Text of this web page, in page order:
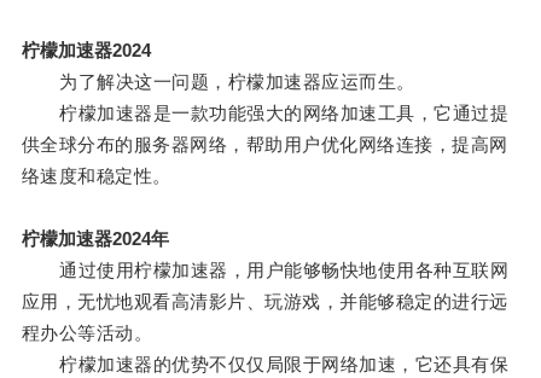
柠檬加速器2024
为了解决这一问题，柠檬加速器应运而生。
柠檬加速器是一款功能强大的网络加速工具，它通过提
供全球分布的服务器网络，帮助用户优化网络连接，提高网
络速度和稳定性。
柠檬加速器2024年
通过使用柠檬加速器，用户能够畅快地使用各种互联网
应用，无忧地观看高清影片、玩游戏，并能够稳定的进行远
程办公等活动。
柠檬加速器的优势不仅仅局限于网络加速，它还具有保